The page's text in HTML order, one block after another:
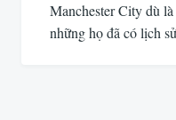
Manchester City dù
những họ đã có lịch